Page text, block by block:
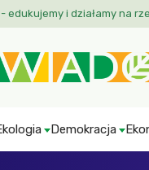
edukujemy i działamy na
Demokracja